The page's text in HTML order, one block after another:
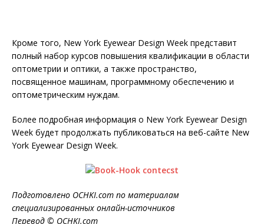
Кроме того, New York Eyewear Design Week представит
полный набор курсов повышения квалификации в области
оптометрии и оптики, а также пространство,
посвященное машинам, программному обеспечению и
оптометрическим нуждам.
Более подробная информация о New York Eyewear Design
Week будет продолжать публиковаться на веб-сайте New
York Eyewear Design Week.
Подготовлено OCHKI.com по материалам
специализированных онлайн-источников
Перевод © OCHKI.com